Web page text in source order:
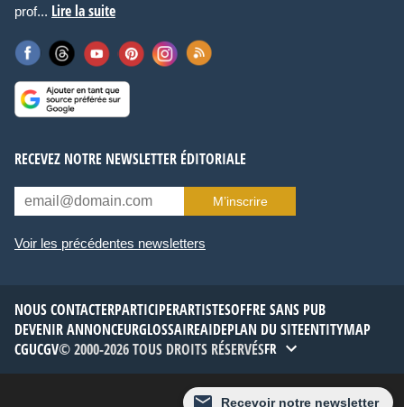
Recevoir notre newsletter
prof... Lire la suite
RECEVEZ NOTRE NEWSLETTER ÉDITORIALE
M’inscrire
Voir les précédentes newsletters
NOUS CONTACTERPARTICIPERARTISTESOFFRE SANS PUB
DEVENIR ANNONCEURGLOSSAIREAIDEPLAN DU SITEENTITYMAP
CGUCGV© 2000-2026 TOUS DROITS RÉSERVÉSFR
Thème : Défaut